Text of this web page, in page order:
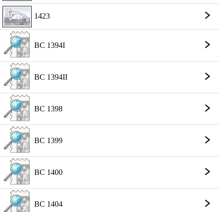
1423
BC 1394I
BC 1394II
BC 1398
BC 1399
BC 1400
BC 1404